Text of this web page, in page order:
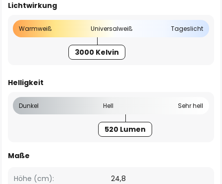
Lichtwirkung
Warmweiß Universalweiß Tageslicht
3000 Kelvin
Helligkeit
Dunkel Hell Sehr hell
520 Lumen
Maße
Höhe (cm): 24,8